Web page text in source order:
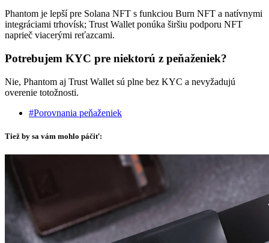
Phantom je lepší pre Solana NFT s funkciou Burn NFT a natívnymi
integráciami trhovísk; Trust Wallet ponúka širšiu podporu NFT
naprieč viacerými reťazcami.
Potrebujem KYC pre niektorú z peňaženiek?
Nie, Phantom aj Trust Wallet sú plne bez KYC a nevyžadujú
overenie totožnosti.
#Porovnania peňaženiek
Tiež by sa vám mohlo páčiť: